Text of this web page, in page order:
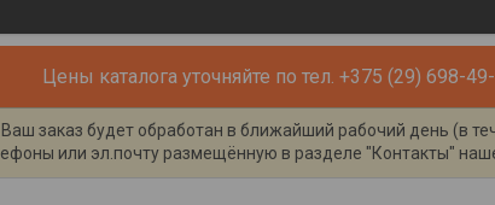
Цены каталога уточняйте по тел. +375 (29) 698-
заказ будет обработан в ближайший рабочий день (в
или эл.почту размещённую в разделе "Контакты"